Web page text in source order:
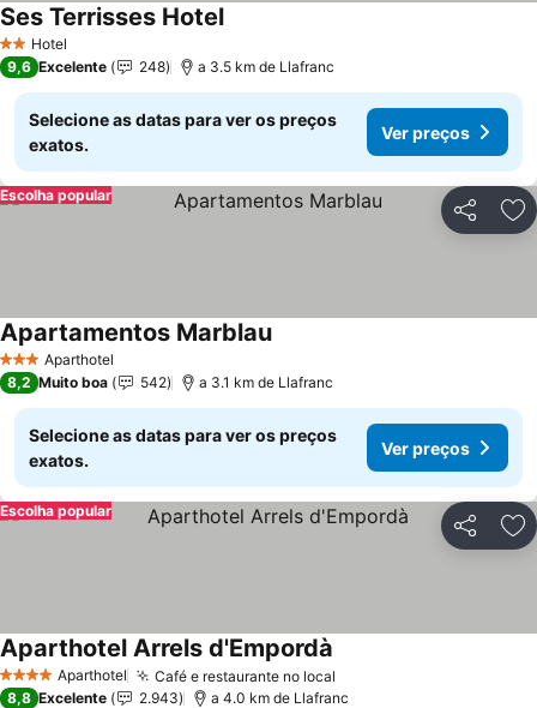
2 Estrelas
Hotel
Ses Terrisses HotelVer preços
9,6 Excelente 248 a 3.5 km de Llafranc
Selecione as datas para ver os preços
exatos.
Ver preços
Partilhar
Escolha popular
3 EstrelasAparthotel
Apartamentos MarblauVer preços
8,2 Muito boa 542 a 3.1 km de Llafranc
Selecione as datas para ver os preços
exatos.
Ver preços
Partilhar
Escolha popular
4 EstrelasAparthotel Café e restaurante no local
Aparthotel Arrels d'Empordà
8,8 Excelente 2.943 a 4.0 km de Llafranc